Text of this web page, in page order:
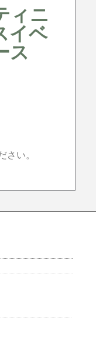
ィニ
イベ
ス
い。